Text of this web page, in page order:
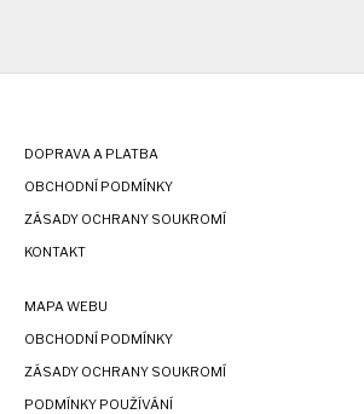
DOPRAVA A PLATBA
OBCHODNÍ PODMÍNKY
ZÁSADY OCHRANY SOUKROMÍ
KONTAKT
MAPA WEBU
OBCHODNÍ PODMÍNKY
ZÁSADY OCHRANY SOUKROMÍ
PODMÍNKY POUŽÍVÁNÍ